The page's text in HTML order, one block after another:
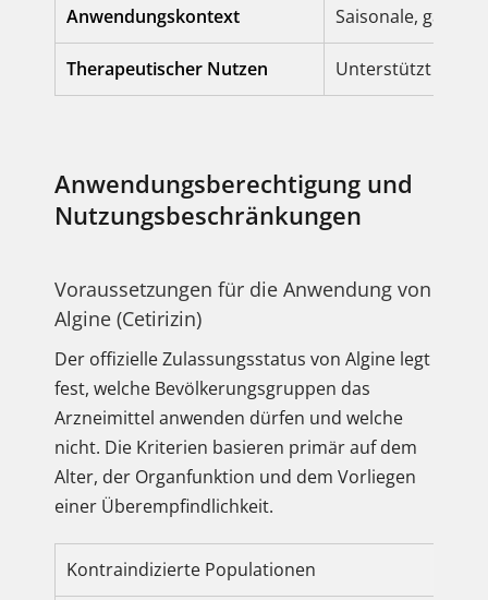
Anwendungskontext Saisonale,
Therapeutischer Nutzen Unterstützt die
Anwendungsberechtigung und
Nutzungsbeschränkungen
Voraussetzungen für die Anwendung von
Algine (Cetirizin)
Der offizielle Zulassungsstatus von Algine legt
fest, welche Bevölkerungsgruppen das
Arzneimittel anwenden dürfen und welche
nicht. Die Kriterien basieren primär auf dem
Alter, der Organfunktion und dem Vorliegen
einer Überempfindlichkeit.
Kontraindizierte Populationen